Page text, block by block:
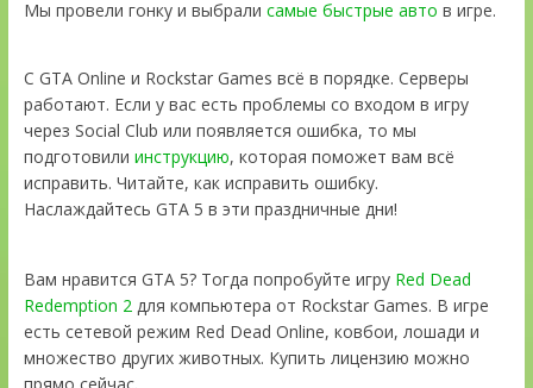
Мы провели гонку и выбрали самые быстрые авто в игре.
С GTA Online и Rockstar Games всё в порядке. Серверы
работают. Если у вас есть проблемы со входом в игру
через Social Club или появляется ошибка, то мы
подготовили инструкцию, которая поможет вам всё
исправить. Читайте, как исправить ошибку.
Наслаждайтесь GTA 5 в эти праздничные дни!
Вам нравится GTA 5? Тогда попробуйте игру Red Dead
Redemption 2 для компьютера от Rockstar Games. В игре
есть сетевой режим Red Dead Online, ковбои, лошади и
множество других животных. Купить лицензию можно
прямо сейчас.